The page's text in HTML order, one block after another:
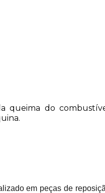
queima do
em peças de